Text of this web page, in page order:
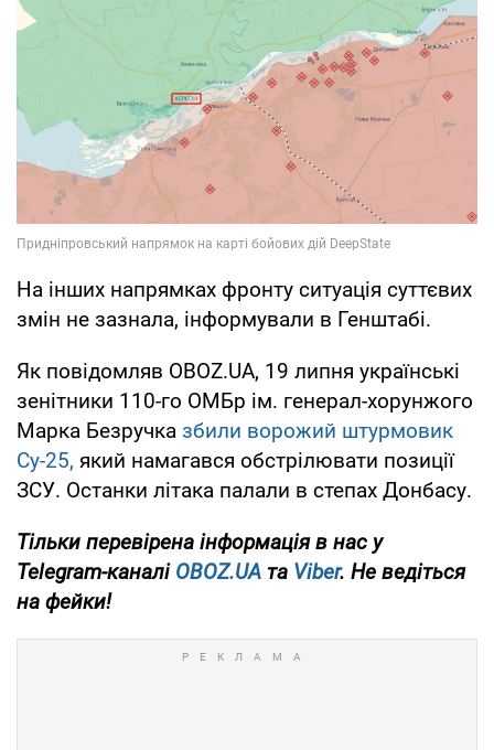
На інших напрямках фронту ситуація суттєвих
змін не зазнала, інформували в Генштабі.
Як повідомляв OBOZ.UA, 19 липня українські
зенітники 110-го ОМБр ім. генерал-хорунжого
Марка Безручка збили ворожий штурмовик
Су-25, який намагався обстрілювати позиції
ЗСУ. Останки літака палали в степах Донбасу.
Тільки перевірена інформація в нас у
Telegram-каналі OBOZ.UA та Viber. Не ведіться
на фейки!